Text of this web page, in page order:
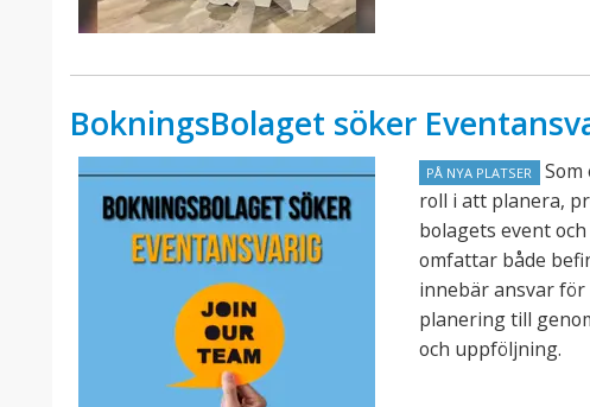
BokningsBolaget söker
PÅ NYA PLATSER
roll i att planera,
bolagets event
omfattar både
innebär ansvar för
planering till
och uppföljning.